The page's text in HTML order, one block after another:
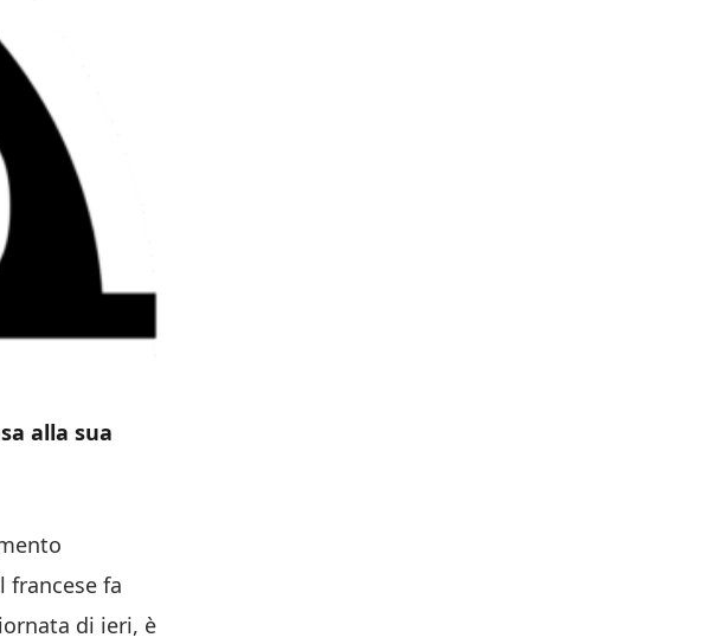
alla sua
francese fa
di ieri, è